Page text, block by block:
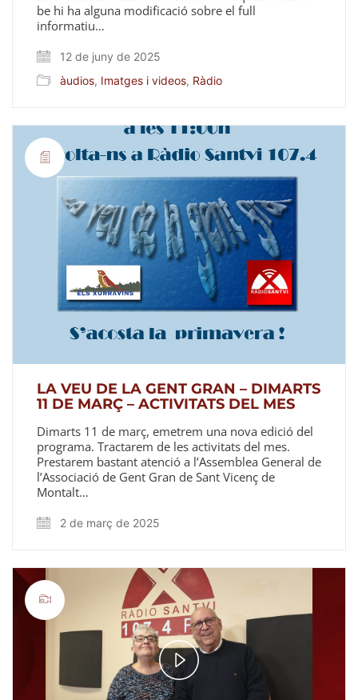
be hi ha alguna modificació sobre el full
informatiu…
12 de juny de 2025
àudios, Imatges i videos, Ràdio
LA VEU DE LA GENT GRAN – DIMARTS
11 DE MARÇ – ACTIVITATS DEL MES
Dimarts 11 de març, emetrem una nova edició del
programa. Tractarem de les activitats del mes.
Prestarem bastant atenció a l’Assemblea General de
l’Associació de Gent Gran de Sant Vicenç de
Montalt…
2 de març de 2025
Play